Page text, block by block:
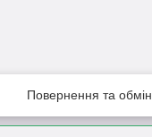
Повернення та обмін